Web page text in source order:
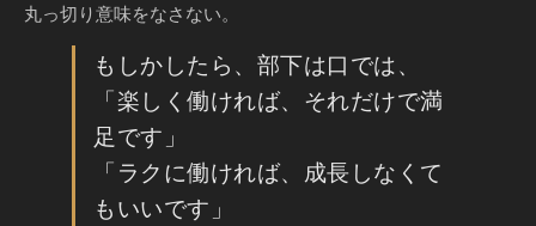
丸っ切り意味をなさない。
もしかしたら、部下は口では、
「楽しく働ければ、それだけで満
足です」
「ラクに働ければ、成長しなくて
もいいです」